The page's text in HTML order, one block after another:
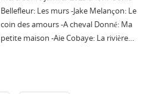
Bellefleur: Les murs -Jake Melançon: Le
coin des amours -A cheval Donné: Ma
petite maison -Aie Cobaye: La rivière…